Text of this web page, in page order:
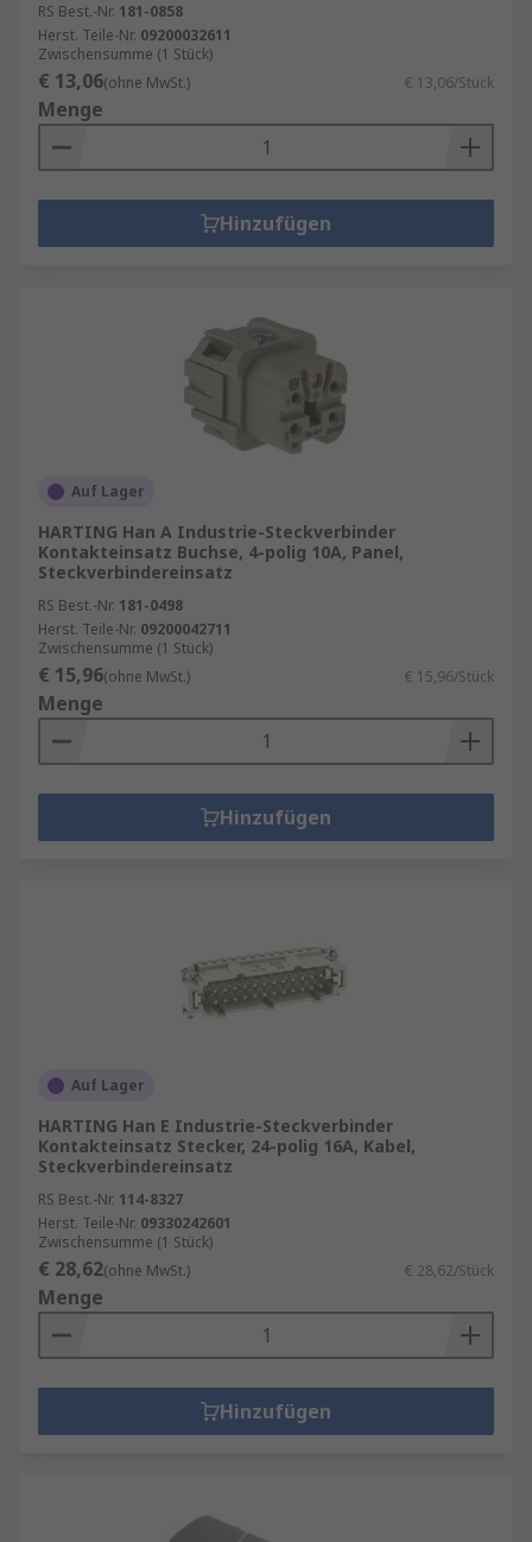
RS Best.-Nr. 181-0858
Herst. Teile-Nr. 09200032611
Zwischensumme (1 Stück)
€ 13,06(ohne MwSt.) € 13,06/Stück
Menge
Hinzufügen
Auf Lager
HARTING Han A Industrie-Steckverbinder
Kontakteinsatz Buchse, 4-polig 10A, Panel,
Steckverbindereinsatz
RS Best.-Nr. 181-0498
Herst. Teile-Nr. 09200042711
Zwischensumme (1 Stück)
€ 15,96(ohne MwSt.) € 15,96/Stück
Menge
Hinzufügen
Auf Lager
HARTING Han E Industrie-Steckverbinder
Kontakteinsatz Stecker, 24-polig 16A, Kabel,
Steckverbindereinsatz
RS Best.-Nr. 114-8327
Herst. Teile-Nr. 09330242601
Zwischensumme (1 Stück)
€ 28,62(ohne MwSt.) € 28,62/Stück
Menge
Hinzufügen